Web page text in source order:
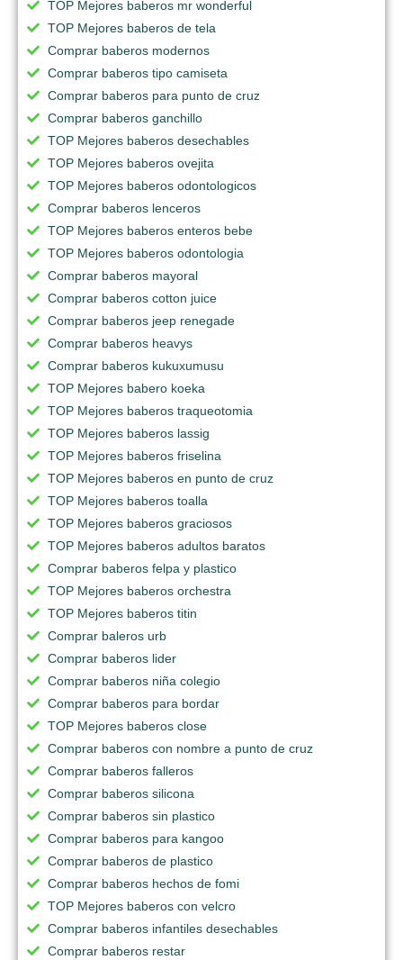
TOP Mejores baberos mr wonderful
TOP Mejores baberos de tela
Comprar baberos modernos
Comprar baberos tipo camiseta
Comprar baberos para punto de cruz
Comprar baberos ganchillo
TOP Mejores baberos desechables
TOP Mejores baberos ovejita
TOP Mejores baberos odontologicos
Comprar baberos lenceros
TOP Mejores baberos enteros bebe
TOP Mejores baberos odontologia
Comprar baberos mayoral
Comprar baberos cotton juice
Comprar baberos jeep renegade
Comprar baberos heavys
Comprar baberos kukuxumusu
TOP Mejores babero koeka
TOP Mejores baberos traqueotomia
TOP Mejores baberos lassig
TOP Mejores baberos friselina
TOP Mejores baberos en punto de cruz
TOP Mejores baberos toalla
TOP Mejores baberos graciosos
TOP Mejores baberos adultos baratos
Comprar baberos felpa y plastico
TOP Mejores baberos orchestra
TOP Mejores baberos titin
Comprar baleros urb
Comprar baberos lider
Comprar baberos niña colegio
Comprar baberos para bordar
TOP Mejores baberos close
Comprar baberos con nombre a punto de cruz
Comprar baberos falleros
Comprar baberos silicona
Comprar baberos sin plastico
Comprar baberos para kangoo
Comprar baberos de plastico
Comprar baberos hechos de fomi
TOP Mejores baberos con velcro
Comprar baberos infantiles desechables
Comprar baberos restar